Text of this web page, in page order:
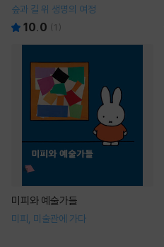
숲과 길 위 생명의 여정
10.0 (1 )
미피와 예술가들
미피, 미술관에 가다